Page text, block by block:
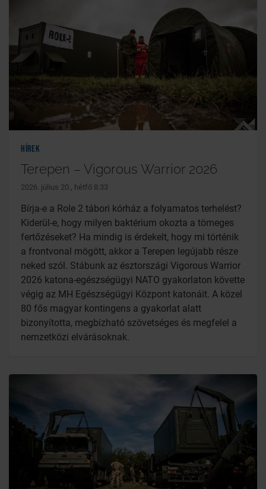
Hírek
Terepen – Vigorous Warrior 2026
2026. július 20., hétfő 8:33
Bírja-e a Role 2 tábori kórház a folyamatos terhelést?
Kiderül-e, hogy milyen baktérium okozta a tömeges
fertőzéseket? Ha mindig is érdekelt, hogy mi történik
a frontvonal mögött, akkor a Terepen legújabb része
neked szól. Stábunk az észtországi Vigorous Warrior
2026 katona-egészségügyi NATO gyakorlaton követte
végig az MH Egészségügyi Központ katonáit. A közel
80 fős magyar kontingens a gyakorlat alatt
bizonyította, megbízható szövetséges és megfelel a
nemzetközi elvárásoknak.